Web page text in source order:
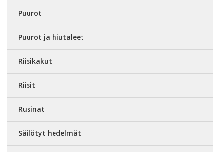
Puurot
Puurot ja hiutaleet
Riisikakut
Riisit
Rusinat
Säilötyt hedelmät